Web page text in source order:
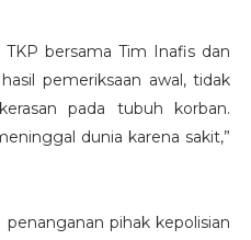
bersama Tim Inafis dan
pemeriksaan awal, tidak
pada tubuh korban.
dunia karena sakit,”
pihak kepolisian